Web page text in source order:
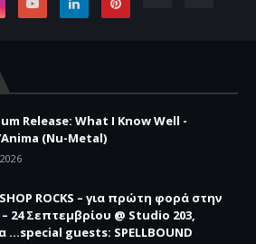
Release: What I Know Well -
(Nu-Metal)
ROCKS – για πρώτη φορά στην
24 Σεπτεμβρίου @ Studio 203,
…special guests: SPELLBOUND